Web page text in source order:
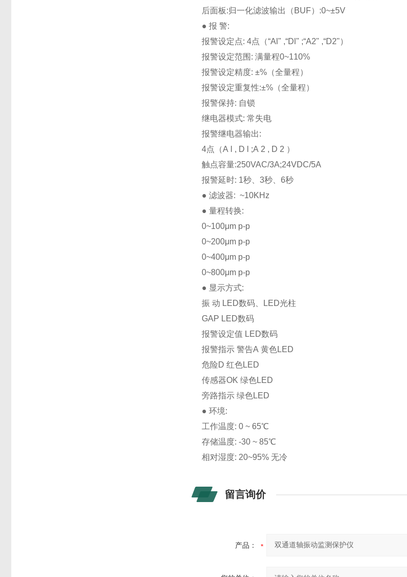
后面板:归一化滤波输出（BUF）:0~±5V
● 报 警:
报警设定点: 4点（“Al" ,“Dl" ;“A2" ,“D2"）
报警设定范围: 满量程0~110%
报警设定精度: ±%（全量程）
报警设定重复性:±%（全量程）
报警保持: 自锁
继电器模式: 常失电
报警继电器输出:
4点（A l , D l ;A 2 , D 2 ）
触点容量:250VAC/3A;24VDC/5A
报警延时: 1秒、3秒、6秒
● 滤波器: ~10KHz
● 量程转换:
0~100μm p-p
0~200μm p-p
0~400μm p-p
0~800μm p-p
● 显示方式:
振 动 LED数码、LED光柱
GAP LED数码
报警设定值 LED数码
报警指示 警告A 黄色LED
危险D 红色LED
传感器OK 绿色LED
旁路指示 绿色LED
● 环境:
工作温度: 0 ~ 65℃
存储温度: -30 ~ 85℃
相对湿度: 20~95% 无冷
留言询价
产品：